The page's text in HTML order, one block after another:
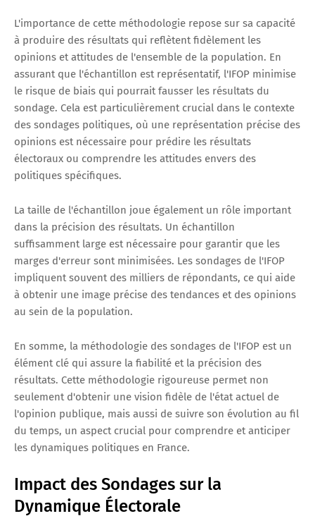
L'importance de cette méthodologie repose sur sa capacité
à produire des résultats qui reflètent fidèlement les
opinions et attitudes de l'ensemble de la population. En
assurant que l'échantillon est représentatif, l'IFOP minimise
le risque de biais qui pourrait fausser les résultats du
sondage. Cela est particulièrement crucial dans le contexte
des sondages politiques, où une représentation précise des
opinions est nécessaire pour prédire les résultats
électoraux ou comprendre les attitudes envers des
politiques spécifiques.
La taille de l'échantillon joue également un rôle important
dans la précision des résultats. Un échantillon
suffisamment large est nécessaire pour garantir que les
marges d'erreur sont minimisées. Les sondages de l'IFOP
impliquent souvent des milliers de répondants, ce qui aide
à obtenir une image précise des tendances et des opinions
au sein de la population.
En somme, la méthodologie des sondages de l'IFOP est un
élément clé qui assure la fiabilité et la précision des
résultats. Cette méthodologie rigoureuse permet non
seulement d'obtenir une vision fidèle de l'état actuel de
l'opinion publique, mais aussi de suivre son évolution au fil
du temps, un aspect crucial pour comprendre et anticiper
les dynamiques politiques en France.
Impact des Sondages sur la
Dynamique Électorale